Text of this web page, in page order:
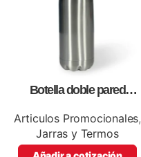
Botella doble pared
Articulos Promocionales,
Jarras y Termos